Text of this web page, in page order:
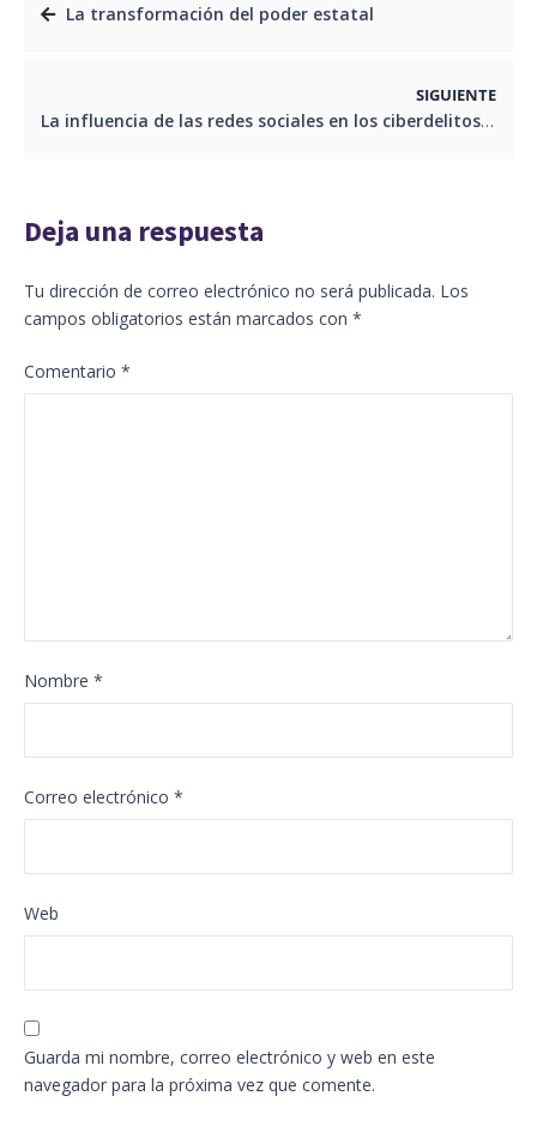
La transformación del poder estatal
SIGUIENTE
La influencia de las redes sociales en los ciberdelitos
Deja una respuesta
Tu dirección de correo electrónico no será publicada. Los
campos obligatorios están marcados con *
Comentario *
Nombre *
Correo electrónico *
Web
Guarda mi nombre, correo electrónico y web en este
navegador para la próxima vez que comente.